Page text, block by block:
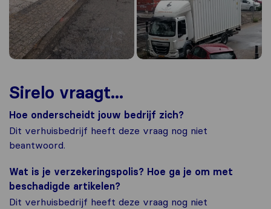
Sirelo vraagt...
Hoe onderscheidt jouw bedrijf zich?
Dit verhuisbedrijf heeft deze vraag nog niet
beantwoord.
Wat is je verzekeringspolis? Hoe ga je om met
beschadigde artikelen?
Dit verhuisbedrijf heeft deze vraag nog niet